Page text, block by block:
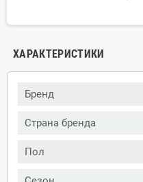
ХАРАКТЕРИСТИКИ
Бренд
Страна бренда
Пол